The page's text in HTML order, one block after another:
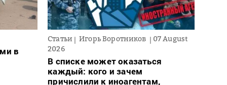
в
Статьи Игорь Воротников
07 August
2026
В списке может оказаться
каждый: кого и зачем
причислили к иноагентам,